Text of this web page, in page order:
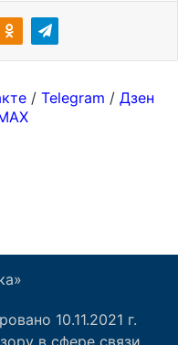
10.11.2021 г.
в сфере связи,